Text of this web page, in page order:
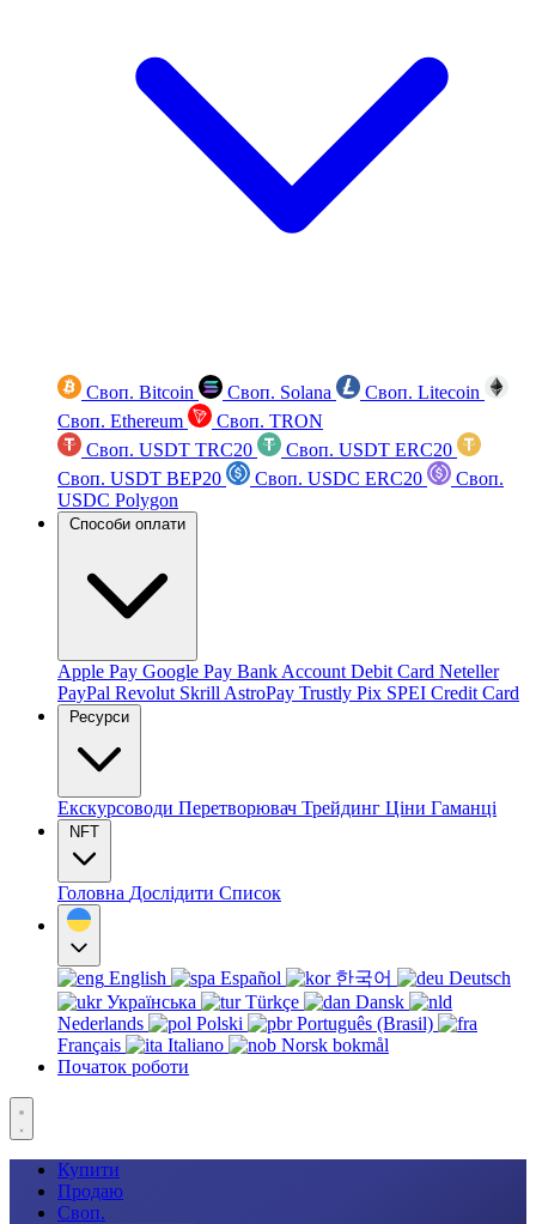
Своп. Bitcoin Своп. Solana
Своп. Litecoin
Своп. Ethereum
Своп. TRON
Своп. USDT TRC20
Своп. USDT ERC20
Своп. USDT BEP20
Своп. USDC ERC20
Своп.
USDC Polygon
Способи оплати
Apple Pay Google Pay Bank Account Debit Card Neteller
PayPal Revolut Skrill AstroPay Trustly Pix SPEI Credit Card
Ресурси
Екскурсоводи Перетворювач Трейдинг Ціни Гаманці
NFT
Головна Дослідити Список
English Español 한국어
Deutsch
Українська
Türkçe
Dansk
Nederlands
Polski
Português (Brasil)
Français
Italiano
Norsk bokmål
Початок роботи
Купити
Продаю
Своп.